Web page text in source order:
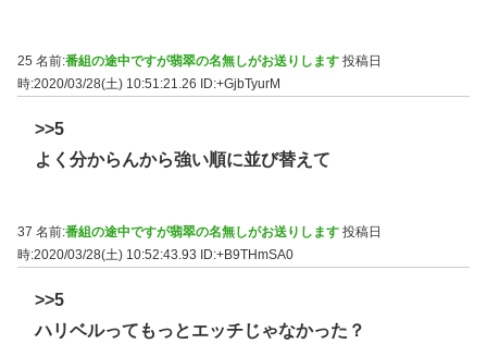
25 名前:番組の途中ですが翡翠の名無しがお送りします 投稿日
時:2020/03/28(土) 10:51:21.26
ID:+GjbTyurM
>>5
よく分からんから強い順に並び替えて
37 名前:番組の途中ですが翡翠の名無しがお送りします 投稿日
時:2020/03/28(土) 10:52:43.93 ID:+B9THmSA0
>>5
ハリベルってもっとエッチじゃなかった？